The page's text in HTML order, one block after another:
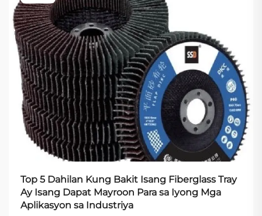
Top 5 Dahilan Kung Bakit Isang Fiberglass Tray
Ay Isang Dapat Mayroon Para sa Iyong Mga
Aplikasyon sa Industriya